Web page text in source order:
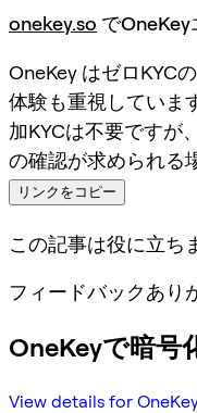
onekey.so でOneKey
OneKey はゼロKYC
体験も重視していま
加KYCは不要ですが
の確認が求められる
リンクをコピー
この記事は役に立ち
フィードバックあり
OneKeyで暗号
View details for